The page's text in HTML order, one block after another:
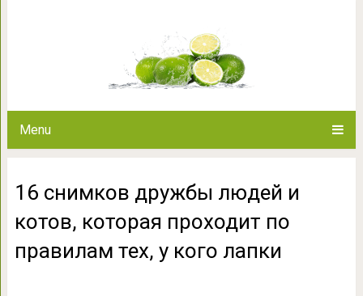
Menu
16 снимков дружбы людей и
котов, которая проходит по
правилам тех, у кого лапки